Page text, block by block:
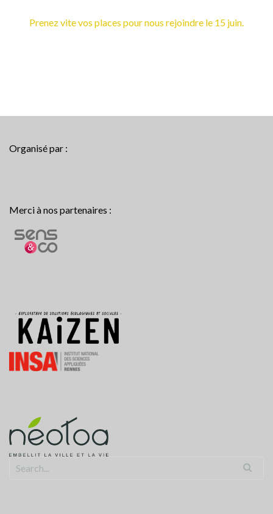
Prenez vite vos places pour nous rejoindre le 15 juin.
Organisé par :
Merci à nos partenaires :